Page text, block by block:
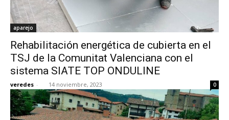
aparejo
Rehabilitación energética de cubierta en el
TSJ de la Comunitat Valenciana con el
sistema SIATE TOP ONDULINE
veredes - 14 noviembre, 2023 0